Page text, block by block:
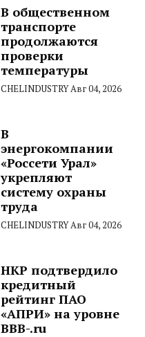
В общественном
транспорте
продолжаются
проверки
температуры
CHELINDUSTRYАвг 04, 2026
В
энергокомпании
«Россети Урал»
укрепляют
систему охраны
труда
CHELINDUSTRYАвг 04, 2026
НКР подтвердило
кредитный
рейтинг ПАО
«АПРИ» на уровне
BBB-.ru